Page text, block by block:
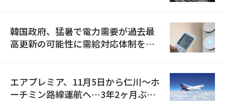
韓国政府、猛暑で電力需要が過去最
高更新の可能性に需給対応体制を点
エアプレミア、11月5日から仁川〜ホ
ーチミン路線運航へ…3年2ヶ月ぶり